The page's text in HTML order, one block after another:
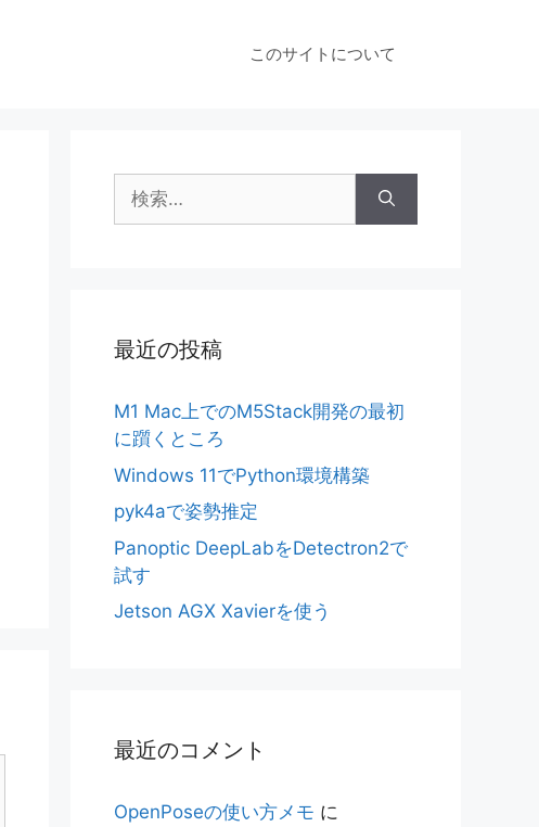
このサイトについて
索:
最近の投稿
M1 Mac上でのM5Stack開発の最初
に躓くところ
Windows 11でPython環境構築
pyk4aで姿勢推定
Panoptic DeepLabをDetectron2で
試す
Jetson AGX Xavierを使う
最近のコメント
OpenPoseの使い方メモ に